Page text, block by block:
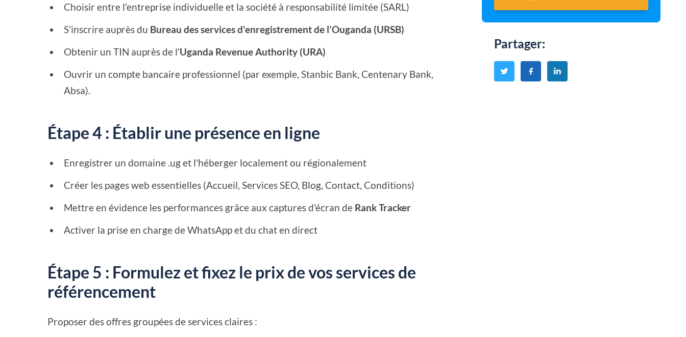
Choisir entre l'entreprise individuelle et la société à responsabilité limitée (SARL)
S'inscrire auprès du Bureau des services d'enregistrement de l'Ouganda (URSB)
Obtenir un TIN auprès de l'Uganda Revenue Authority (URA)
Ouvrir un compte bancaire professionnel (par exemple, Stanbic Bank, Centenary Bank,
Absa).
Étape 4 : Établir une présence en ligne
Enregistrer un domaine .ug et l'héberger localement ou régionalement
Créer les pages web essentielles (Accueil, Services SEO, Blog, Contact, Conditions)
Mettre en évidence les performances grâce aux captures d'écran de Rank Tracker
Activer la prise en charge de WhatsApp et du chat en direct
Étape 5 : Formulez et fixez le prix de vos services de
référencement
Proposer des offres groupées de services claires :
Partager: